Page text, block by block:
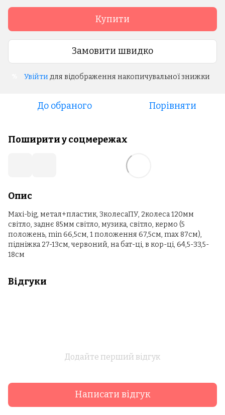
Купити
Замовити швидко
Увійти для відображення накопичувальної знижки
До обраного Порівняти
Поширити у соцмережах
Опис
Maxi-big, метал+пластик, 3колесаПУ, 2колеса 120мм
світло, заднє 85мм світло, музика, світло, кермо (5
положень, min 66,5см, 1 положення 67,5см, max 87см),
підніжка 27-13см, червоний, на бат-ці, в кор-ці, 64,5-33,5-
18см
Відгуки
Додайте перший відгук
Написати відгук